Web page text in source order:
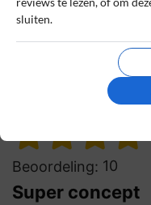
Bekijk ons beleid
18
Beoordeling: 10
Super concept
sluiten.